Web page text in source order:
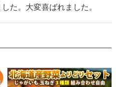
た。大変喜ばれました。